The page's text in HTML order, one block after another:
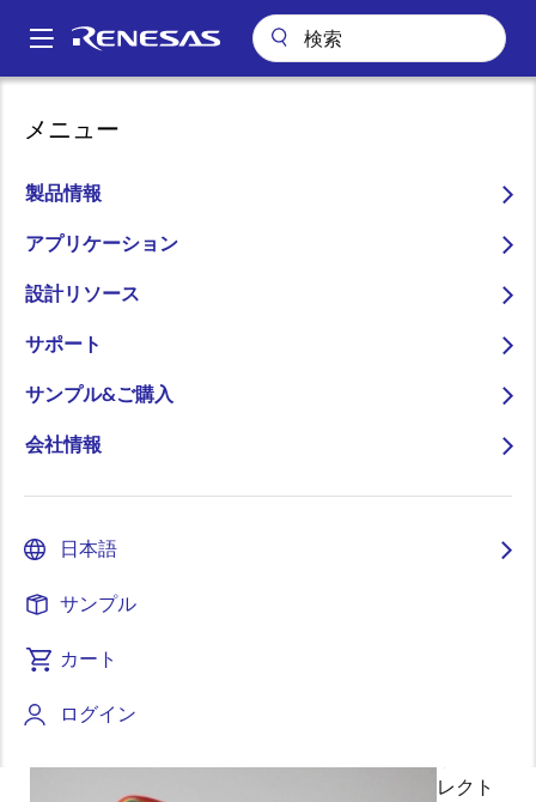
ン
Main
メニュー
製品情報
アプリケーション
設計リソース
サポート
サンプル&ご購入
会社情報
日本語
サンプル
カート
ログイン
パ
ン
く
ず
「ルネサス“動くモノ”開発プロジェクト」を立ち上げ、その第一弾と
「ルネサス“動くモノ”開発
プロジェクト」を立ち上
げ、その第一弾としてモー
タモジュールを試作し、
Maker Faire Tokyo 2014に
出展
創出に貢献～
レクト